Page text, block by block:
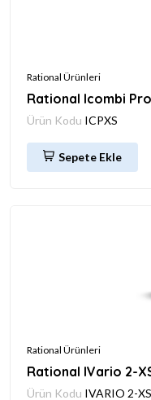
Rational Ürünleri
Rational Icombi
Ürün Kodu ICPXS
Sepete Ekle
Rational Ürünleri
Rational IVario 2-
Ürün Kodu IVARIO 2-XS